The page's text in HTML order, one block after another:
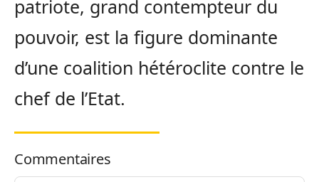
patriote, grand contempteur du
pouvoir, est la figure dominante
d’une coalition hétéroclite contre le
chef de l’Etat.
Commentaires